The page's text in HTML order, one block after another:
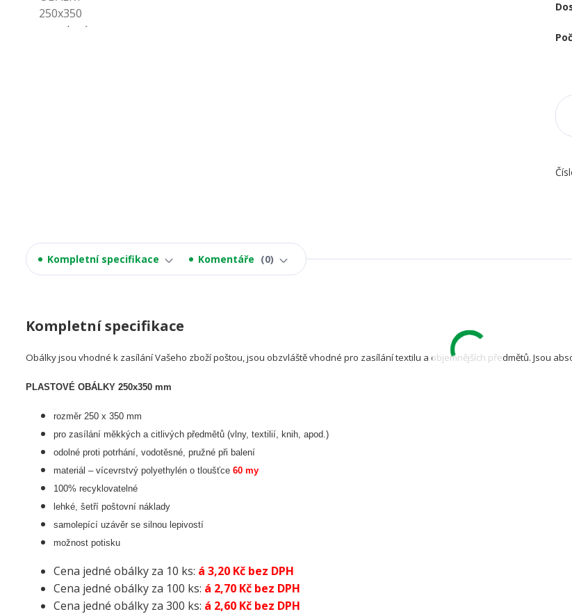
Kompletní specifikace Komentáře 0
Kompletní specifikace
Obálky jsou vhodné k zasílání Vašeho zboží poštou, jsou obzvláště vhodné pro zasílání textilu a objemnějších předmětů. Jsou
PLASTOVÉ OBÁLKY 250x350 mm
rozměr 250 x 350 mm
pro zasílání měkkých a citlivých předmětů (vlny, textilií, knih, apod.)
odolné proti potrhání, vodotěsné, pružné při balení
materiál – vícevrstvý polyethylén o tloušťce 60 my
100% recyklovatelné
lehké, šetří poštovní náklady
samolepící uzávěr se silnou lepivostí
možnost potisku
Cena jedné obálky za 10 ks: á 3,20 Kč bez DPH
Cena jedné obálky za 100 ks: á 2,70 Kč bez DPH
Cena jedné obálky za 300 ks: á 2,60 Kč bez DPH